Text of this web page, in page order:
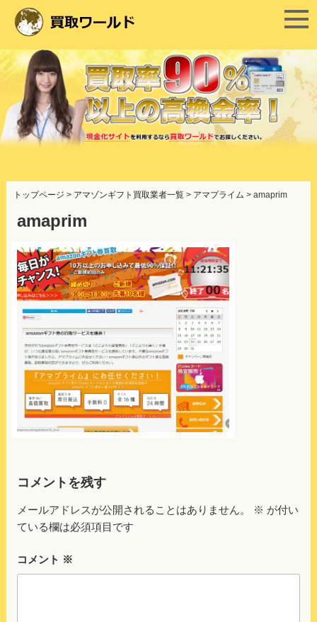
ン
トップページ > アマゾンギフト買取業者一覧> アマプライム > amaprim
amaprim
コメントを残す
メールアドレスが公開されることはありません。 ※ が付い
ている欄は必須項目です
コメント ※